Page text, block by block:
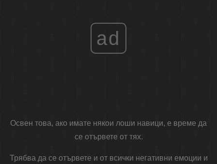
ad
Освен това, ако имате някои лоши навици, е време да
се отървете от тях.
Трябва да се отървете и от всички негативни емоции и